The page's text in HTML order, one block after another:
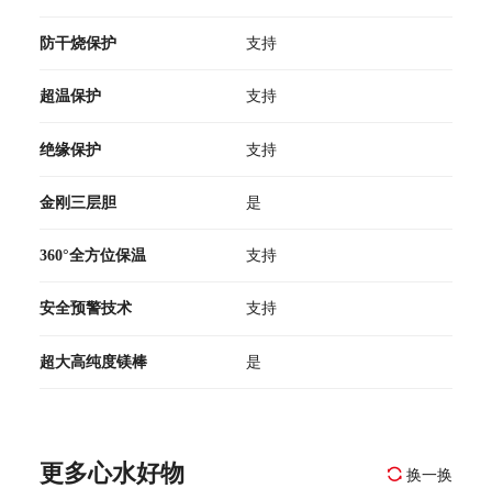
防干烧保护 支持
超温保护 支持
绝缘保护 支持
金刚三层胆 是
360°全方位保温 支持
安全预警技术 支持
超大高纯度镁棒 是
更多心水好物 换一换